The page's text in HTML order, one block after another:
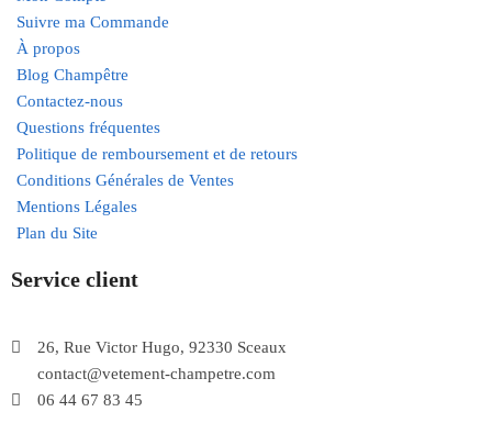
Suivre ma Commande
À propos
Blog Champêtre
Contactez-nous
Questions fréquentes
Politique de remboursement et de retours
Conditions Générales de Ventes
Mentions Légales
Plan du Site
Service client
26, Rue Victor Hugo, 92330 Sceaux
contact@vetement-champetre.com
06 44 67 83 45